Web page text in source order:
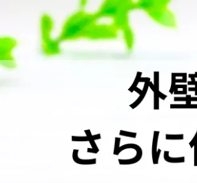
黄・オレンジ
クリヤー
赤・ピンク
パープル